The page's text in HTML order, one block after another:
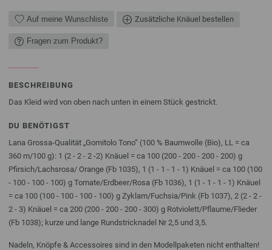
Auf meine Wunschliste Zusätzliche Knäuel bestellen
Fragen zum Produkt?
BESCHREIBUNG
Das Kleid wird von oben nach unten in einem Stück gestrickt.
DU BENÖTIGST
Lana Grossa-Qualität „Gomitolo Tono“ (100 % Baumwolle (Bio), LL = ca
360 m/100 g): 1 (2 - 2 - 2 -2) Knäuel = ca 100 (200 - 200 - 200 - 200) g
Pfirsich/Lachsrosa/ Orange (Fb 1035), 1 (1 - 1 - 1 - 1) Knäuel = ca 100 (100
- 100 - 100 - 100) g Tomate/Erdbeer/Rosa (Fb 1036), 1 (1 - 1 - 1 - 1) Knäuel
= ca 100 (100 - 100 - 100 - 100) g Zyklam/Fuchsia/Pink (Fb 1037), 2 (2 - 2 -
2 - 3) Knäuel = ca 200 (200 - 200 - 200 - 300) g Rotviolett/Pflaume/Flieder
(Fb 1038); kurze und lange Rundstricknadel Nr 2,5 und 3,5.
Nadeln, Knöpfe & Accessoires sind in den Modellpaketen nicht enthalten!